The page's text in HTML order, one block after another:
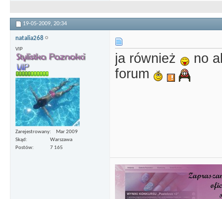
19-05-2009, 20:34
natalia268
VIP
Zarejestrowany
Mar 2009
Skąd
Warszawa
Postów
7 165
ja również
no
forum